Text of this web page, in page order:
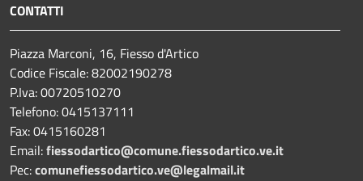
CONTATTI
Piazza Marconi, 16, Fiesso d'Artico
Codice Fiscale: 82002190278
P.Iva: 00720510270
Telefono:0415137111
Fax:0415160281
Email:fiessodartico@comune.fiessodartico.ve.it
Pec:comunefiessodartico.ve@legalmail.it